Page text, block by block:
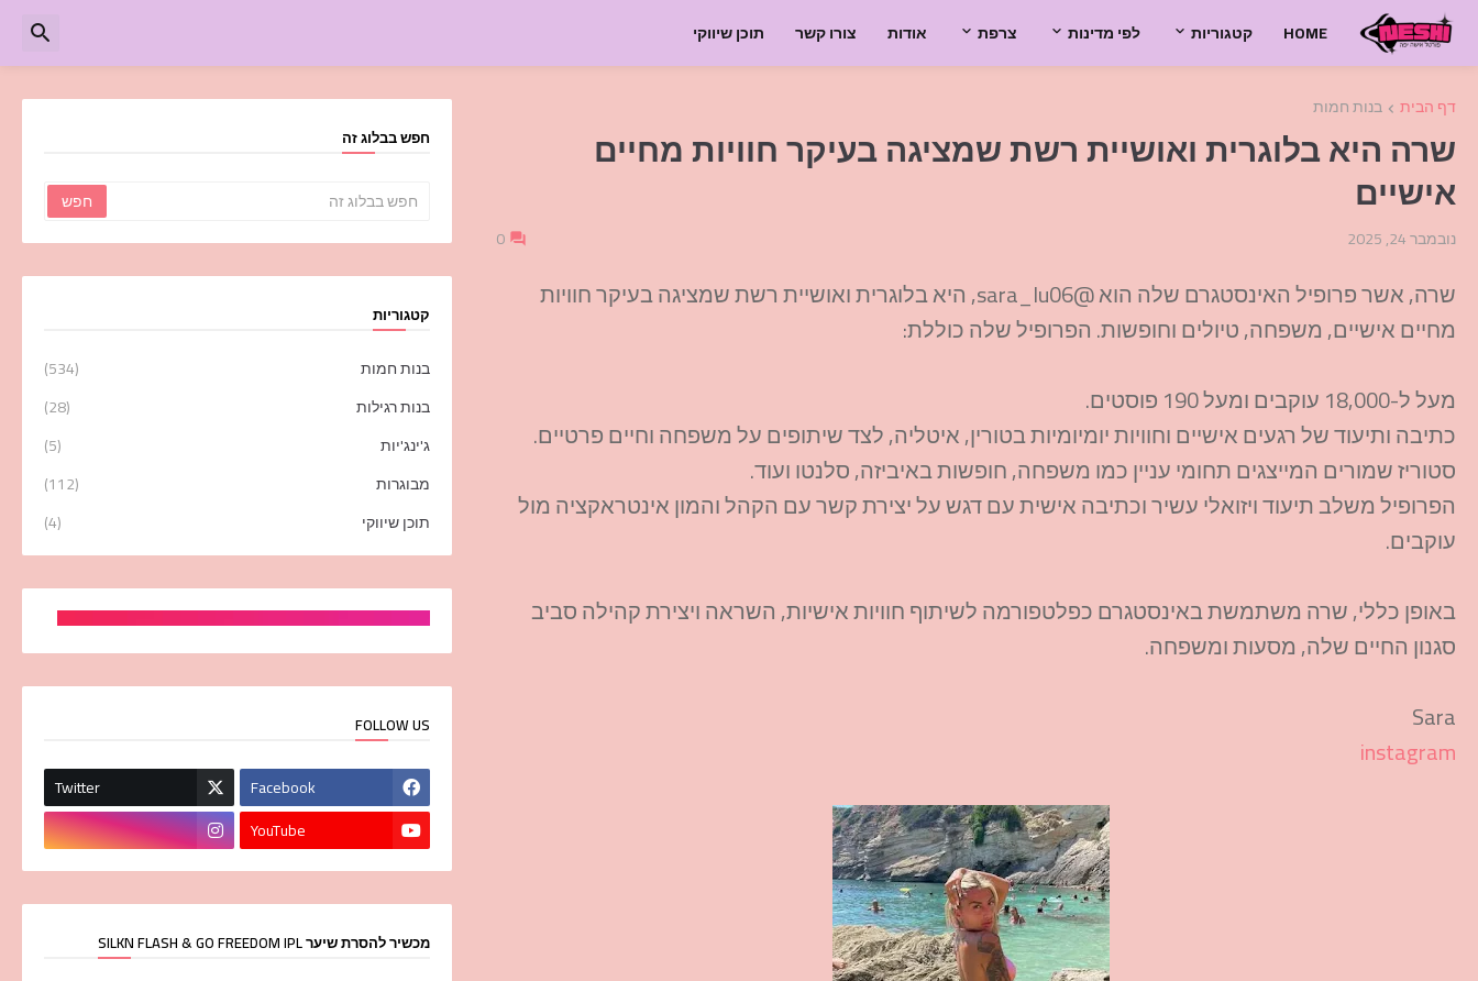
HOME קטגוריות לפי מדינות צרפת אודות צורו קשר תוכן שיווקי
דף הבית בנות חמות
שרה היא בלוגרית ואושיית רשת שמציגה בעיקר חוויות מחיים
אישיים
נובמבר 24, 2025 0
שרה, אשר פרופיל האינסטגרם שלה הוא @sara_lu06, היא בלוגרית ואושיית רשת שמציגה בעיקר חוויות
מחיים אישיים, משפחה, טיולים וחופשות. הפרופיל שלה כוללת:
מעל ל-18,000 עוקבים ומעל 190 פוסטים.
כתיבה ותיעוד של רגעים אישיים וחוויות יומיומיות בטורין, איטליה, לצד שיתופים על משפחה וחיים פרטיים.
סטוריז שמורים המייצגים תחומי עניין כמו משפחה, חופשות באיביזה, סלנטו ועוד.
הפרופיל משלב תיעוד ויזואלי עשיר וכתיבה אישית עם דגש על יצירת קשר עם הקהל והמון אינטראקציה מול
עוקבים.
באופן כללי, שרה משתמשת באינסטגרם כפלטפורמה לשיתוף חוויות אישיות, השראה ויצירת קהילה סביב
סגנון החיים שלה, מסעות ומשפחה.
Sara
instagram
חפש בבלוג זה
קטגוריות
בנות חמות
(534)
בנות רגילות
(28)
ג'ינג'יות
(5)
מבוגרות
(112)
תוכן שיווקי
(4)
FOLLOW US
Facebook
Twitter
YouTube
מכשיר להסרת שיער SILKN FLASH & GO FREEDOM IPL